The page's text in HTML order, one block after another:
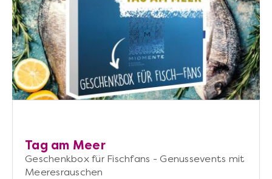
Tag am Meer
Geschenkbox für Fischfans - Genussevents mit
Meeresrauschen